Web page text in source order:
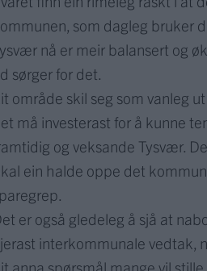
som dagleg bruker
nå er meir balansert og
sørger for det.
område skil seg som vanleg
må investerast for å kunne
og veksande Tysvær.
ein halde oppe det
er også gledeleg å sjå at
interkommunale vedtak,
anna spørsmål mange vil